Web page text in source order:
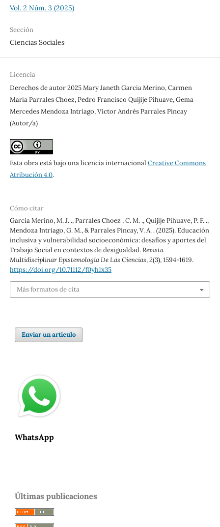
Vol. 2 Núm. 3 (2025)
Sección
Ciencias Sociales
Licencia
Derechos de autor 2025 Mary Janeth Garcia Merino, Carmen
María Parrales Choez, Pedro Francisco Quijije Pihuave, Gema
Mercedes Mendoza Intriago, Víctor Andrés Parrales Pincay
(Autor/a)
Esta obra está bajo una licencia internacional Creative Commons
Atribución 4.0.
Cómo citar
Garcia Merino, M. J. ., Parrales Choez , C. M. ., Quijije Pihuave, P. F. .,
Mendoza Intriago, G. M., & Parrales Pincay, V. A. . (2025). Educación
inclusiva y vulnerabilidad socioeconómica: desafíos y aportes del
Trabajo Social en contextos de desigualdad.Revista
Multidisciplinar Epistemología De Las Ciencias,2(3), 1594-1619.
https://doi.org/10.71112/f0yh1x35
Más formatos de cita
Enviar un artículo
WhatsApp
Últimas publicaciones